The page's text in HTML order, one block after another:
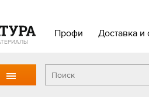
Профи Доставка и